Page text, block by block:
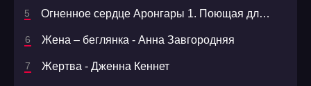
Огненное сердце Аронгары 1. Поющая для дракона
Жена – беглянка - Анна Завгородняя
Жертва - Дженна Кеннет